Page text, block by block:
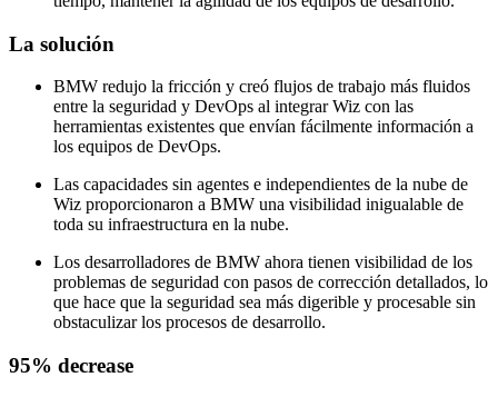
La solución
BMW redujo la fricción y creó flujos de trabajo más fluidos
entre la seguridad y DevOps al integrar Wiz con las
herramientas existentes que envían fácilmente información a
los equipos de DevOps.
Las capacidades sin agentes e independientes de la nube de
Wiz proporcionaron a BMW una visibilidad inigualable de
toda su infraestructura en la nube.
Los desarrolladores de BMW ahora tienen visibilidad de los
problemas de seguridad con pasos de corrección detallados, lo
que hace que la seguridad sea más digerible y procesable sin
obstaculizar los procesos de desarrollo.
95% decrease